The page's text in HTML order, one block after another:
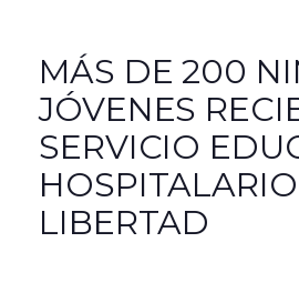
MÁS DE 200
JÓVENES
SERVICIO
LIBERTAD